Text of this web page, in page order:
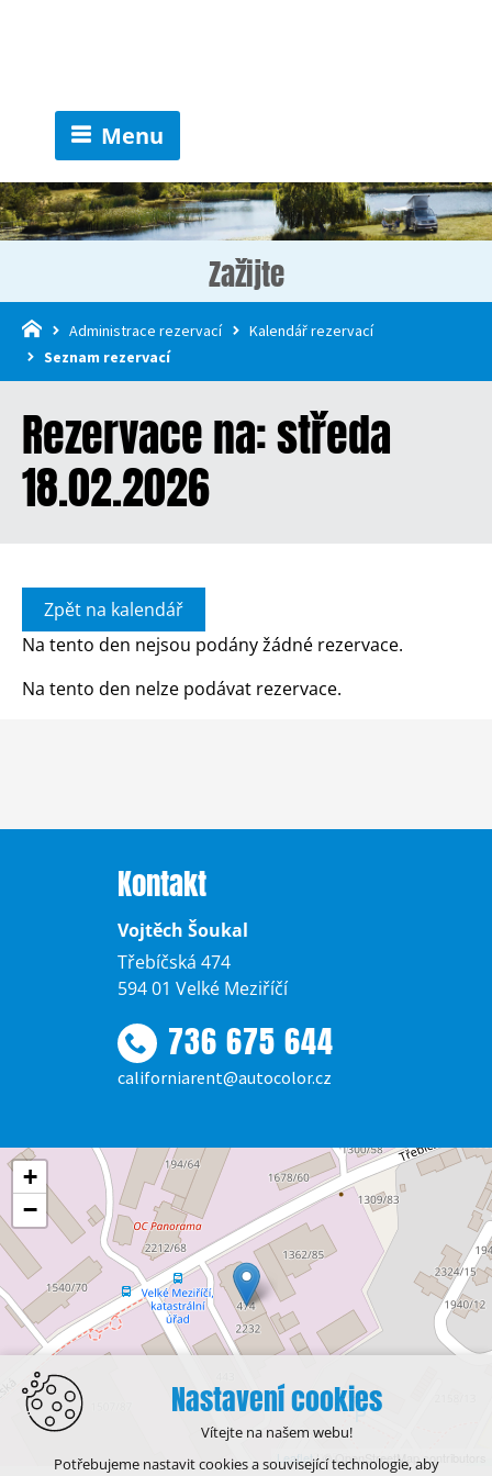
Menu
Zažijte
Administrace rezervací
Kalendář rezervací
Seznam rezervací
Rezervace na: středa
18.02.2026
Zpět na kalendář
Na tento den nejsou podány žádné rezervace.
Na tento den nelze podávat rezervace.
Kontakt
Vojtěch Šoukal
Třebíčská 474
594 01 Velké Meziříčí
736 675 644
californiarent@autocolor.cz
+
−
Leaflet | © OpenStreetMap contributors
Nastavení cookies
Vítejte na našem webu!
Potřebujeme nastavit cookies a související technologie, aby